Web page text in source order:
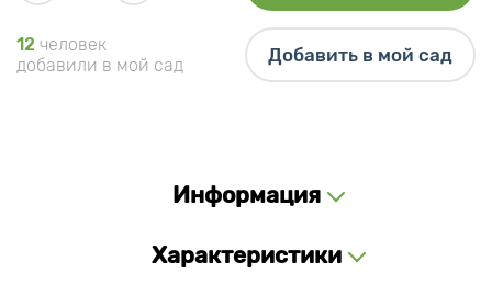
12 человек
добавили в мой сад
Добавить в мой сад
Информация
Характеристики